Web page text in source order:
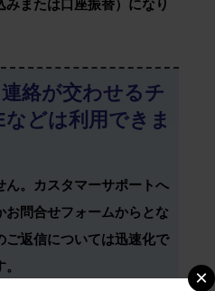
×
または口座振替）になり
絡が交わせるチ
どは利用できま
ん。カスタマーサポートへ
お問合せフォームからとな
ご返信については迅速化で